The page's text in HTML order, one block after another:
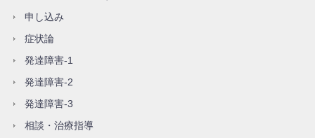
申し込み
症状論
発達障害-1
発達障害-2
発達障害-3
相談・治療指導